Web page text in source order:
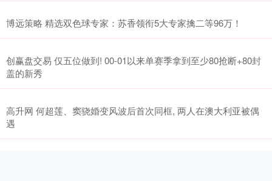
博远策略 精选双色球专家：苏香领衔5大专家擒二等96万！
创赢盘交易 仅五位做到! 00-01以来单赛季拿到至少80抢断+80封
盖的新秀
高升网 何超莲、窦骁婚变风波后首次同框, 两人在澳大利亚被偶
遇